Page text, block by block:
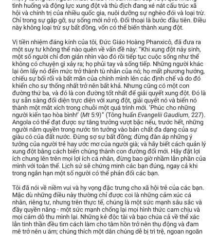
tình huống và động lực xung đột và thù địch đang xé nát cấu trúc xã
hội và chính trị của nhiều quốc gia, nuôi dưỡng sự nghèo đói và loại trừ.
Chỉ trong sự gặp gỡ, sự sống mới nở rộ. Đối thoại là bước đầu tiên. Điều
này không loại trừ sự bất đồng, vốn có thể biến thành xung đột.
Vị tiền nhiệm đáng kính của tôi, Đức Giáo Hoàng Phanxicô, đã đưa ra
một suy tư không thể nào quên về vấn đề này: “Khi xung đột nảy sinh,
một số người chỉ đơn giản nhìn vào đó rồi tiếp tục cuộc sống như thể
không có chuyện gì xảy ra; họ phủi tay và sống tiếp. Những người khác
lại ôm lấy nó đến mức trở thành tù nhân của nó; họ mất phương hướng,
chiếu sự bối rối và bất mãn của chính mình lên các định chế và do đó
khiến cho sự thống nhất trở nên bất khả. Nhưng cũng có một con
đường thứ ba, và đó là con đường tốt nhất để giải quyết xung đột. Đó là
sự sẵn sàng đối diện trực diện với xung đột, giải quyết nó và biến nó
thành một mắt xích trong chuỗi một quá trình mới. ‘Phúc cho những
người kiến tạo hòa bình!’ (Mt 5:9)” (Tông huấn Evangelii Gaudium, 227).
Angola có thể đạt được sự tăng trưởng vượt bậc nếu, trước hết, những
người nắm quyền trong nước tin tưởng vào bản chất đa dạng của sự
giàu có của đất nước. Đừng sợ sự bất đồng; đừng đàn áp những ý
tưởng của người trẻ hay ước mơ của người già; và hãy biết cách quản lý
xung đột bằng cách biến chúng thành con đường đổi mới. Hãy đặt lợi
ích chung lên trên mọi lợi ích cá nhân, đừng bao giờ nhầm lẫn phần của
mình với toàn thể. Lịch sử sẽ chứng minh các bạn đúng, ngay cả khi
trong ngắn hạn một số người có thể phản đối các bạn.
Tôi đã nói về niềm vui và hy vọng đặc trưng cho xã hội trẻ của các bạn.
Mặc dù những điều này thường chỉ được coi là những cảm xúc cá
nhân, riêng tư, nhưng trên thực tế, chúng là một sức mạnh sâu sắc và
đầy quyền năng - một sức mạnh chống lại mọi hình thức cam chịu và
mọi cám dỗ thu mình lại. Những kẻ độc tài và bạo chúa cả về thể xác
lẫn tinh thần đều tìm cách làm cho tâm hồn trở nên thụ động và đam
mê trở nên u ám; chúng thích một dân chúng dễ bị trì trệ, ngoan ngoãn